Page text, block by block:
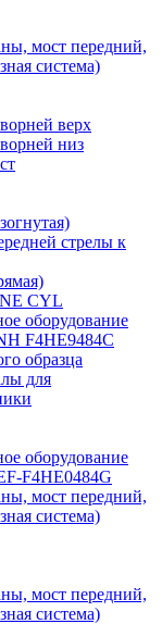
мост передний,
система)
верх
низ
стрелы к
CYL
оборудование
F4HE9484C
образца
для
оборудование
F4HE0484G
мост передний,
система)
мост передний,
система)